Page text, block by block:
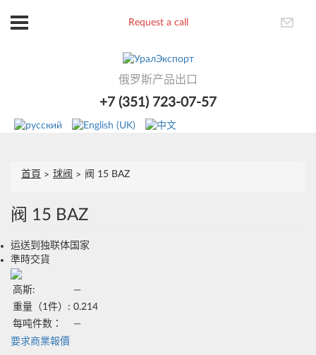
Request a call
俄罗斯产品出口
+7 (351) 723-07-57
首頁 球阀 阀 15 BAZ
阀 15 BAZ
运送到独联体国家
準時交貨
高斯:
—
重量（1件）: 0.214
每吨件数：
—
要求商業報價